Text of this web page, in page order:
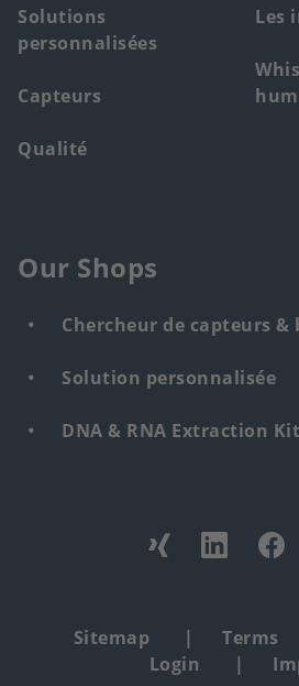
Solutions
personnalisées
Capteurs
Qualité
Les
Our Shops
Chercheur de capteurs
Solution personnalisée
DNA & RNA Extraction
Footer
Sitemap Terms
Login